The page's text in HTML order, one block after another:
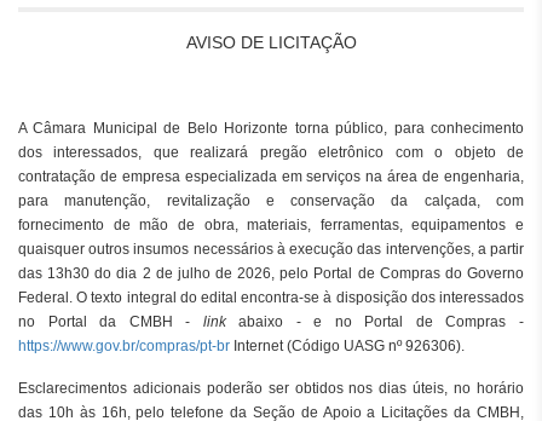
AVISO DE LICITAÇÃO
A Câmara Municipal de Belo Horizonte torna público, para conhecimento
dos interessados, que realizará pregão eletrônico com o objeto de
contratação de empresa especializada em serviços na área de engenharia,
para manutenção, revitalização e conservação da calçada, com
fornecimento de mão de obra, materiais, ferramentas, equipamentos e
quaisquer outros insumos necessários à execução das intervenções, a partir
das 13h30 do dia 2 de julho de 2026, pelo Portal de Compras do Governo
Federal. O texto integral do edital encontra-se à disposição dos interessados
no Portal da CMBH - linkabaixo - e no Portal de Compras -
https://www.gov.br/compras/pt-br Internet (Código UASG nº 926306).
Esclarecimentos adicionais poderão ser obtidos nos dias úteis, no horário
das 10h às 16h, pelo telefone da Seção de Apoio a Licitações da CMBH,